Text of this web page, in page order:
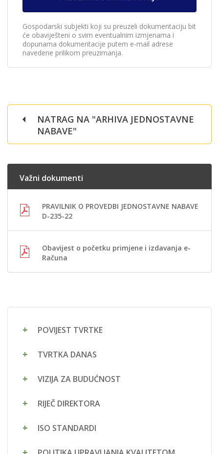
Gospodarski subjekti koji su preuzeli dokumentaciju bit
će obaviješteni o svim eventualnim izmjenama i
dopunama dokumentacije putem e-mail adrese
navedene prilikom preuzimanja.
NATRAG NA "ARHIVA JEDNOSTAVNE
NABAVE"
Važni dokumenti
PRAVILNIK O PROVEDBI JEDNOSTAVNE NABAVE
D-235-22
Obavijest o početku primjene i izdavanja e-
Računa
POVIJEST TVRTKE
TVRTKA DANAS
VIZIJA ZA BUDUĆNOST
RIJEČ DIREKTORA
ISO STANDARDI